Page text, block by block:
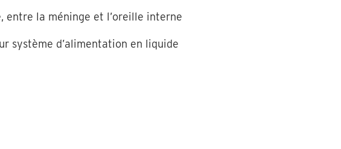
entre la méninge et l’oreille interne
système d’alimentation en liquide